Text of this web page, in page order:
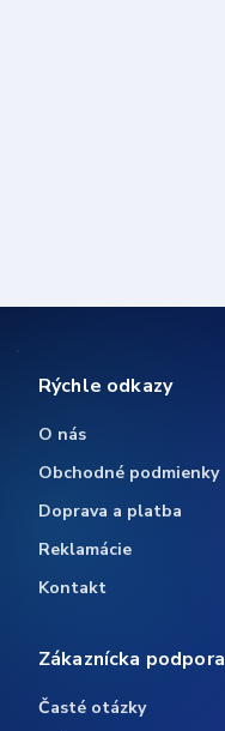
Rýchle odkazy
O nás
Obchodné podmienky
Doprava a platba
Reklamácie
Kontakt
Zákaznícka podpora
Časté otázky